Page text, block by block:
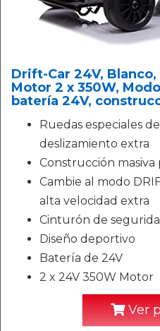
Drift-Car 24V,
Motor 2 x 350W,
batería 24V,
Ruedas especiales
deslizamiento extra
Construcción masiva
Cambie al modo
alta velocidad extra
Cinturón de
Diseño deportivo
Batería de 24V
2 x 24V 350W Motor
Ver